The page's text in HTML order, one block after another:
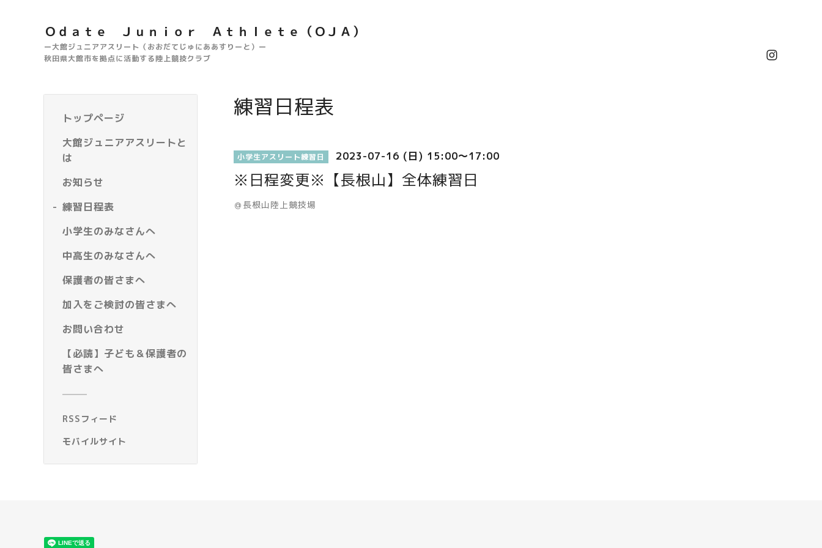
Ｏｄａｔｅ Ｊｕｎｉｏｒ Ａｔｈｌｅｔｅ（ＯＪＡ）
ー大館ジュニアアスリート（おおだてじゅにああすりーと）ー
秋田県大館市を拠点に活動する陸上競技クラブ
トップページ
大館ジュニアアスリートと
は
お知らせ
練習日程表
小学生のみなさんへ
中高生のみなさんへ
保護者の皆さまへ
加入をご検討の皆さまへ
お問い合わせ
【必読】子ども＆保護者の
皆さまへ
RSSフィード
モバイルサイト
練習日程表
小学生アスリート練習日 2023-07-16 (日) 15:00～17:00
※日程変更※【長根山】全体練習日
＠長根山陸上競技場